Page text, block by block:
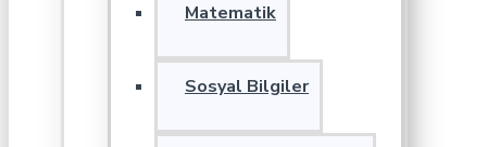
Matematik
Sosyal Bilgiler